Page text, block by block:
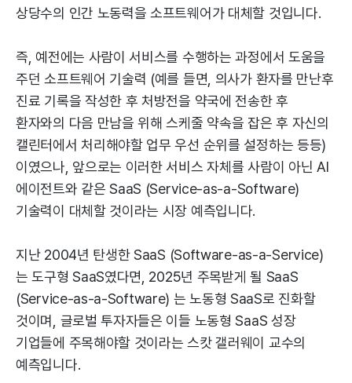
상당수의 인간 노동력을 소프트웨어가 대체할 것입니다.
즉, 예전에는 사람이 서비스를 수행하는 과정에서 도움을
주던 소프트웨어 기술력 (예를 들면, 의사가 환자를 만난후
진료 기록을 작성한 후 처방전을 약국에 전송한 후
환자와의 다음 만남을 위해 스케줄 약속을 잡은 후 자신의
캘린터에서 처리해야할 업무 우선 순위를 설정하는 등등)
이였으나, 앞으로는 이러한 서비스 자체를 사람이 아닌 AI
에이전트와 같은 SaaS (Service-as-a-Software)
기술력이 대체할 것이라는 시장 예측입니다.
지난 2004년 탄생한 SaaS (Software-as-a-Service)
는 도구형 SaaS였다면, 2025년 주목받게 될 SaaS
(Service-as-a-Software) 는 노동형 SaaS로 진화할
것이며, 글로벌 투자자들은 이들 노동형 SaaS 성장
기업들에 주목해야할 것이라는 스캇 갤러웨이 교수의
예측입니다.